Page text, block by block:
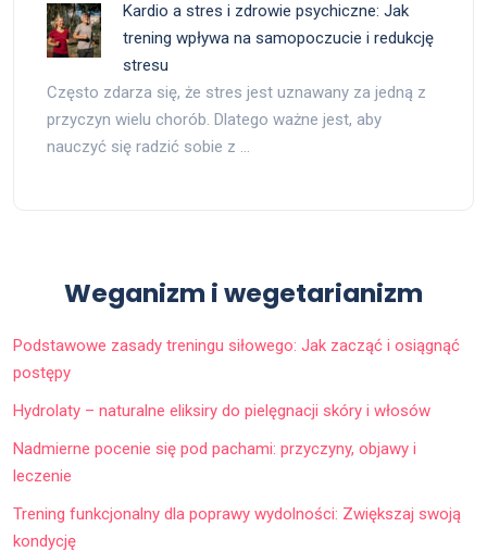
Kardio a stres i zdrowie psychiczne: Jak
trening wpływa na samopoczucie i redukcję
stresu
Często zdarza się, że stres jest uznawany za jedną z
przyczyn wielu chorób. Dlatego ważne jest, aby
nauczyć się radzić sobie z …
Weganizm i wegetarianizm
Podstawowe zasady treningu siłowego: Jak zacząć i osiągnąć
postępy
Hydrolaty – naturalne eliksiry do pielęgnacji skóry i włosów
Nadmierne pocenie się pod pachami: przyczyny, objawy i
leczenie
Trening funkcjonalny dla poprawy wydolności: Zwiększaj swoją
kondycję